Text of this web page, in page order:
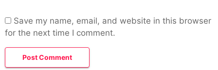
Save my name, email, and website in this browser
for the next time I comment.